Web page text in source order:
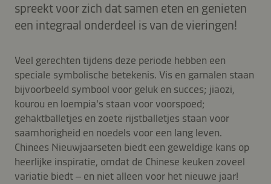
spreekt voor zich dat samen eten en genieten
een integraal onderdeel is van de vieringen!
Veel gerechten tijdens deze periode hebben een
speciale symbolische betekenis. Vis en garnalen staan
bijvoorbeeld symbool voor geluk en succes; jiaozi,
kourou en loempia's staan voor voorspoed;
gehaktballetjes en zoete rijstballetjes staan voor
saamhorigheid en noedels voor een lang leven.
Chinees Nieuwjaarseten biedt een geweldige kans op
heerlijke inspiratie, omdat de Chinese keuken zoveel
variatie biedt – en niet alleen voor het nieuwe jaar!